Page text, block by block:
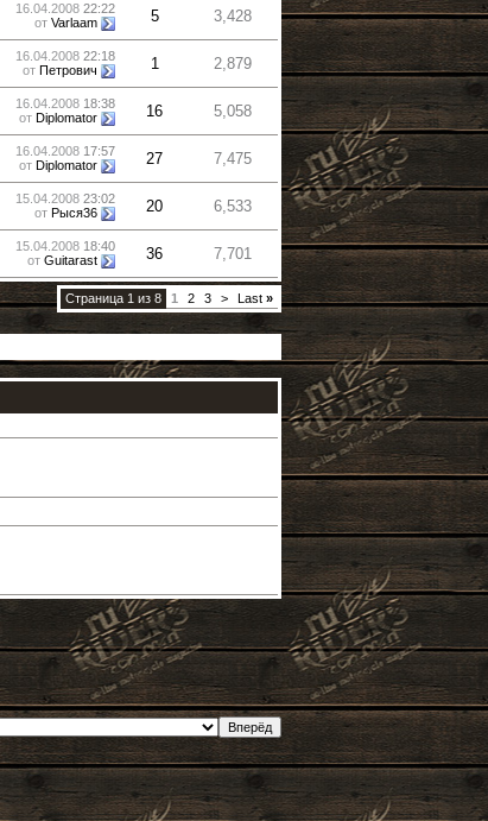
16.04.2008 22:22
от Varlaam 5 3,428
16.04.2008 22:18
от Петрович 1 2,879
16.04.2008 18:38
от Diplomator 16 5,058
16.04.2008 17:57
от Diplomator 27 7,475
15.04.2008 23:02
от Рыся36 20 6,533
15.04.2008 18:40
от Guitarast 36 7,701
Страница 1 из 8 1 2 3 > Last »